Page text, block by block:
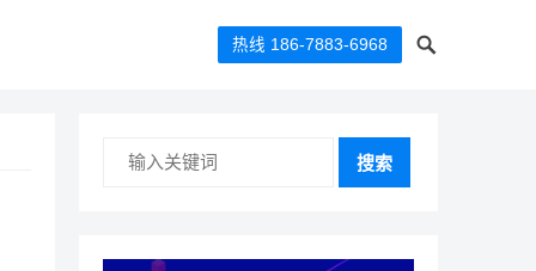
热线 186-7883-6968
搜索